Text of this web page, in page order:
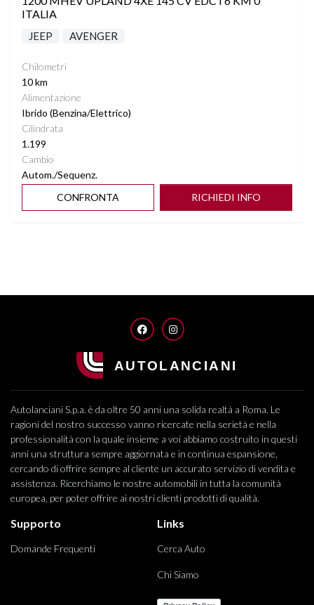
ITALIA
JEEP AVENGER
Chilometri
10 km
Alimentazione
Ibrido (Benzina/Elettrico)
Cilindrata
1.199
Cambio
Autom./Sequenz.
CONFRONTA
RICHIEDI INFO
FACEBOOKINSTAGRAM
Autolanciani S.p.a. è da oltre 50 anni una solida realtà a Roma. Le
ragioni del nostro successo vanno ricercate nella serietà e nella
professionalità con la quale insieme a voi abbiamo costruito in questi
anni una struttura sempre aggiornata e in continua espansione,
cercando di offrire sempre al cliente un accurato servizio di vendita e
assistenza. Ricerchiamo le nostre automobili in tutta la comunità
europea, per poter offrire ai nostri clienti prodotti di qualità.
Supporto
Domande Frequenti
Links
Cerca Auto
Chi Siamo